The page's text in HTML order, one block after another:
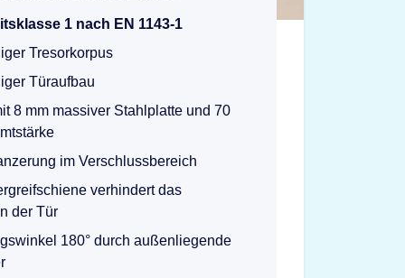
1 nach EN 1143-1
Tresorkorpus
Türaufbau
8 mm massiver Stahlplatte und 70
im Verschlussbereich
verhindert das
der Tür
180° durch außenliegende